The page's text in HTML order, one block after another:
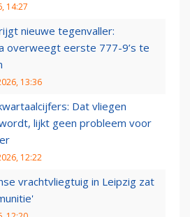
14:27
nieuwe tegenvaller:
overweegt eerste 777-9’s te
13:36
Dat vliegen
lijkt geen probleem voor
12:22
vrachtvliegtuig in Leipzig zat